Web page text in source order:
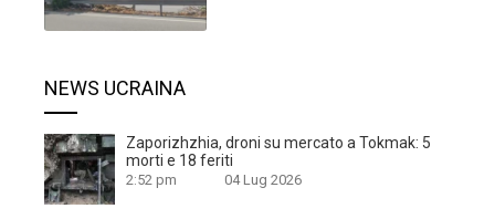
NEWS UCRAINA
Zaporizhzhia, droni su mercato a Tokmak: 5
morti e 18 feriti
2:52 pm 04 Lug 2026